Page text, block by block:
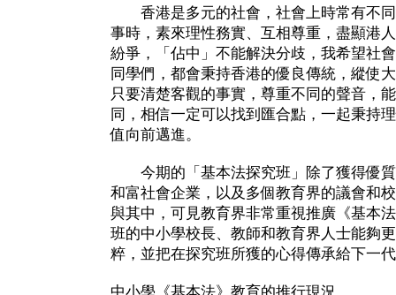
香港是多元的社會，社會上時常有不同
事時，素來理性務實、互相尊重，盡顯港
紛爭，「佔中」不能解決分歧，我希望社
同學們，都會秉持香港的優良傳統，縱使
只要清楚客觀的事實，尊重不同的聲音，
同，相信一定可以找到匯合點，一起秉持
值向前邁進。
今期的「基本法探究班」除了獲得優質
和富社會企業，以及多個教育界的議會和
與其中，可見教育界非常重視推廣《基本
班的中小學校長、教師和教育界人士能夠
粹，並把在探究班所獲的心得傳承給下一